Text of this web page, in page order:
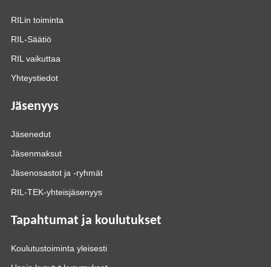
RILin toiminta
RIL-Säätiö
RIL vaikuttaa
Yhteystiedot
Jäsenyys
Jäsenedut
Jäsenmaksut
Jäsenosastot ja -ryhmät
RIL-TEK-yhteisjäsenyys
Tapahtumat ja koulutukset
Koulutustoiminta yleisesti